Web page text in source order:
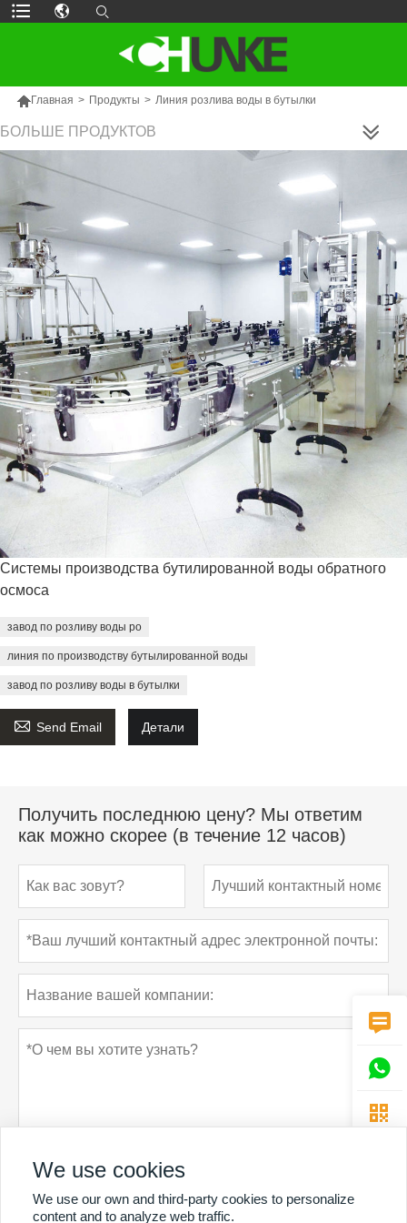
Главная > Продукты > Линия розлива воды в бутылки
БОЛЬШЕ ПРОДУКТОВ
Системы производства бутилированной воды обратного
осмоса
завод по розливу воды ро
линия по производству бутылированной воды
завод по розливу воды в бутылки
 Send Email Детали
Получить последнюю цену? Мы ответим
как можно скорее (в течение 12 часов)
отправить Политика конфиденциальности



We use cookies
We use our own and third-party cookies to personalize
content and to analyze web traffic.